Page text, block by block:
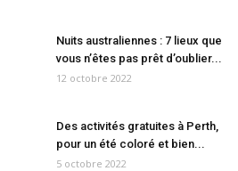
Nuits australiennes : 7 lieux que
vous n’êtes pas prêt d’oublier...
12 octobre 2022
Des activités gratuites à Perth,
pour un été coloré et bien...
5 octobre 2022